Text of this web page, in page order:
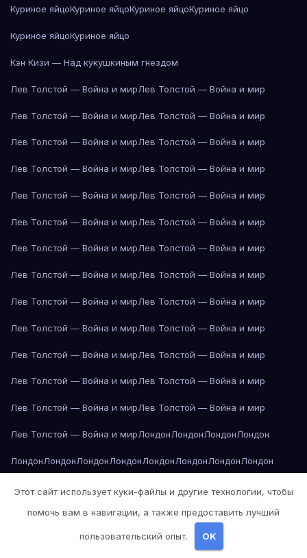
Куриное яйцоКуриное яйцоКуриное яйцоКуриное яйцо
Куриное яйцоКуриное яйцо
Кэн Кизи — Над кукушкиным гнездом
Лев Толстой — Война и мирЛев Толстой — Война и мир
Лев Толстой — Война и мирЛев Толстой — Война и мир
Лев Толстой — Война и мирЛев Толстой — Война и мир
Лев Толстой — Война и мирЛев Толстой — Война и мир
Лев Толстой — Война и мирЛев Толстой — Война и мир
Лев Толстой — Война и мирЛев Толстой — Война и мир
Лев Толстой — Война и мирЛев Толстой — Война и мир
Лев Толстой — Война и мирЛев Толстой — Война и мир
Лев Толстой — Война и мирЛев Толстой — Война и мир
Лев Толстой — Война и мирЛев Толстой — Война и мир
Лев Толстой — Война и мирЛев Толстой — Война и мир
Лев Толстой — Война и мирЛев Толстой — Война и мир
Лев Толстой — Война и мирЛев Толстой — Война и мир
Лев Толстой — Война и мирЛондонЛондонЛондонЛондон
ЛондонЛондонЛондонЛондонЛондонЛондонЛондонЛондон
Лондон Лондон Лос-Анджелес Лос-Анджелес
Лос-АнджелесЛос-АнджелесЛос-АнджелесЛос-Анджелес
Лос-АнджелесЛос-АнджелесЛос-Анджелес
Этот сайт использует куки-файлы и другие технологии, чтобы
помочь вам в навигации, а также предоставить лучший
пользовательский опыт. OK